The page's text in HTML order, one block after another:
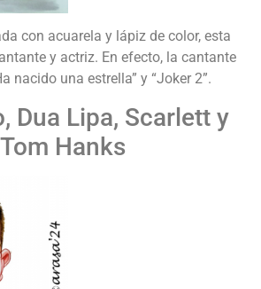
con acuarela y lápiz de color, esta
y actriz. En efecto, la cantante
nacido una estrella” y “Joker 2”.
Dua Lipa, Scarlett y
Tom Hanks